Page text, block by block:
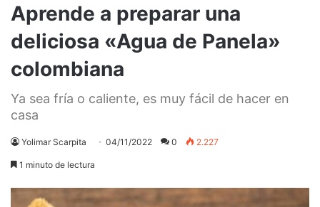
Aprende a preparar una
deliciosa «Agua de Panela»
colombiana
Ya sea fría o caliente, es muy fácil de hacer en
casa
Yolimar Scarpita 04/11/2022 0 2.227
1 minuto de lectura